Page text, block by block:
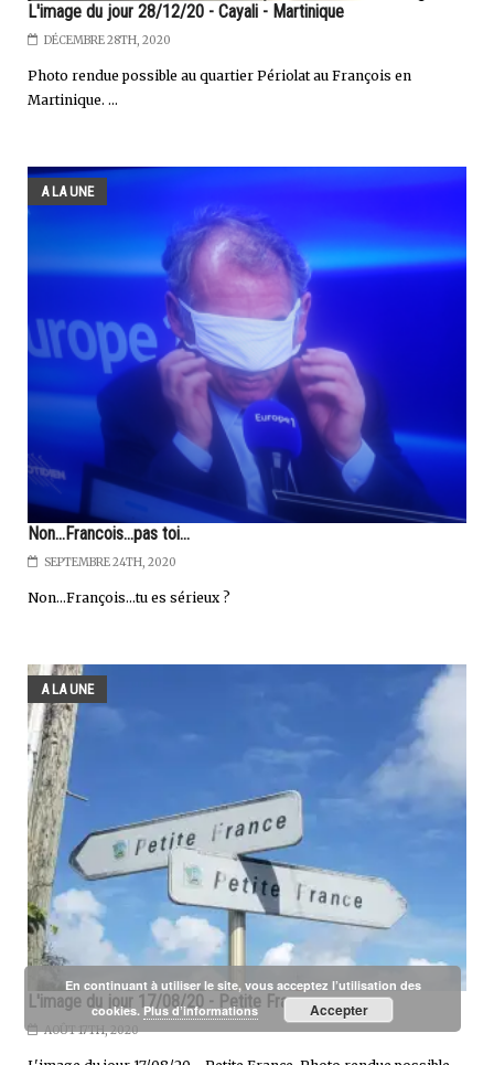
L'image du jour 28/12/20 - Cayali - Martinique
DÉCEMBRE 28TH, 2020
Photo rendue possible au quartier Périolat au François en
Martinique. ...
A LA UNE
Non...Francois...pas toi...
SEPTEMBRE 24TH, 2020
Non...François...tu es sérieux ?
A LA UNE
L'image du jour 17/08/20 - Petite France
AOÛT 17TH, 2020
En continuant à utiliser le site, vous acceptez l’utilisation des
cookies.Plus d’informations Accepter